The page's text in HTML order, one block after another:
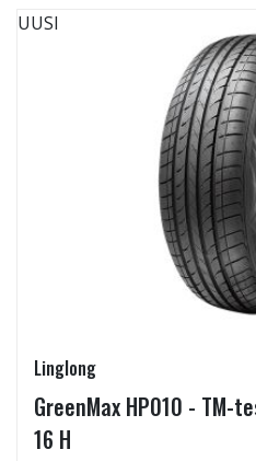
UUSI
Linglong
GreenMax HP010 -
16 H